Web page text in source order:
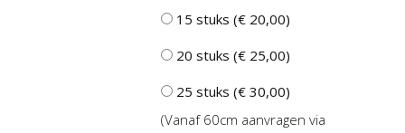
15 stuks (€ 20,00)
20 stuks (€ 25,00)
25 stuks (€ 30,00)
(Vanaf 60cm aanvragen via